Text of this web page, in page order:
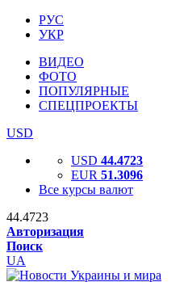
РУС
УКР
ВИДЕО
ФОТО
ПОПУЛЯРНЫЕ
СПЕЦПРОЕКТЫ
USD
USD 44.4723
EUR 51.3096
Все курсы валют
44.4723
Авторизация
Поиск
UA